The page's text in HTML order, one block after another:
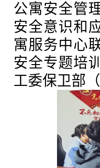
公寓安全管
安全意识和
寓服务中心
安全专题培
工委保卫部